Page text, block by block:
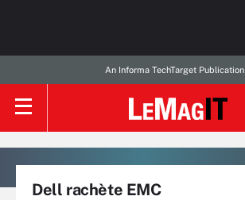
An Informa TechTarget Publication
Dell rachète EMC